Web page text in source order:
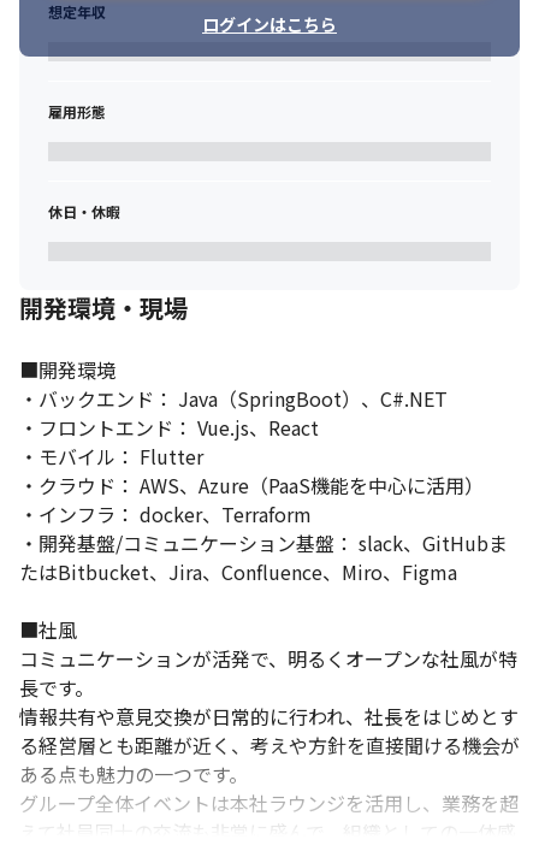
ログインはこちら
想定年収
雇用形態
休日・休暇
開発環境・現場
■開発環境
・バックエンド： Java（SpringBoot）、C#.NET
・フロントエンド： Vue.js、React
・モバイル： Flutter
・クラウド： AWS、Azure（PaaS機能を中心に活用）
・インフラ： docker、Terraform
・開発基盤/コミュニケーション基盤： slack、GitHubま
たはBitbucket、Jira、Confluence、Miro、Figma
■社風
コミュニケーションが活発で、明るくオープンな社風が特
長です。
情報共有や意見交換が日常的に行われ、社長をはじめとす
る経営層とも距離が近く、考えや方針を直接聞ける機会が
ある点も魅力の一つです。
グループ全体イベントは本社ラウンジを活用し、業務を超
えて社員同士の交流も非常に盛んで、組織としての一体感